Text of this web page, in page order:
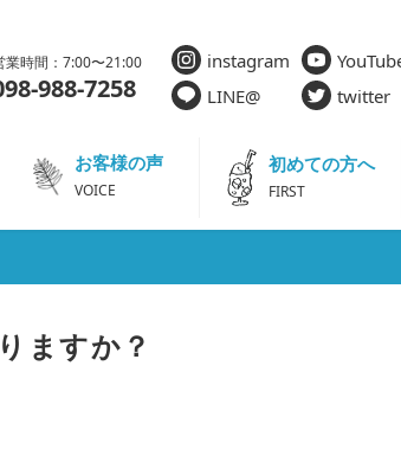
業時間：7:00〜21:00
988-7258
instagram
LINE@
twitter
お客様の声
VOICE
初めての方へ
FIRST
ますか？